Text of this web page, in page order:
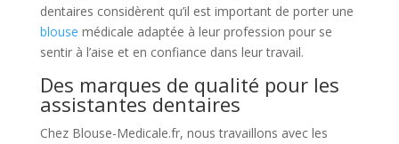
dentaires considèrent qu’il est important de porter une
blouse médicale adaptée à leur profession pour se
sentir à l’aise et en confiance dans leur travail.
Des marques de qualité pour les
assistantes dentaires
Chez Blouse-Medicale.fr, nous travaillons avec les